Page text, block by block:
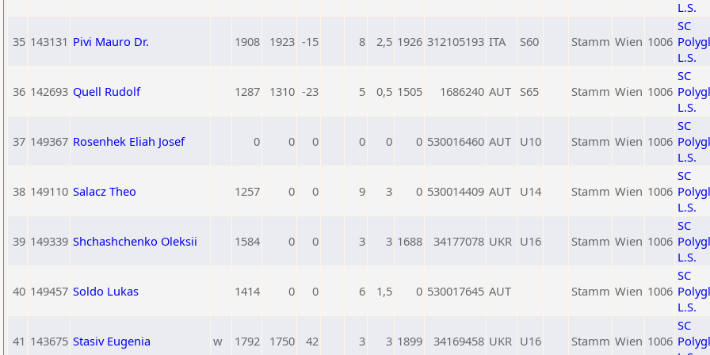
L.S.
35 143131 Pivi Mauro Dr. 1908 1923 -15 8 2,5 1926 312105193 ITA S60 Stamm Wien 1006
SC
L.S.
36 142693 Quell Rudolf 1287 1310 -23 5 0,5 1505 1686240 AUT S65 Stamm Wien 1006
SC
L.S.
37 149367 Rosenhek Eliah Josef 0 0 0 0 0 0 530016460 AUT U10 Stamm Wien 1006
SC
L.S.
38 149110 Salacz Theo 1257 0 0 9 3 0 530014409 AUT U14 Stamm Wien 1006
SC
L.S.
39 149339 Shchashchenko Oleksii 1584 0 0 3 3 1688 34177078 UKR U16 Stamm Wien 1006
SC
L.S.
40 149457 Soldo Lukas 1414 0 0 6 1,5 0 530017645 AUT Stamm Wien 1006
SC
L.S.
41 143675 Stasiv Eugenia w 1792 1750 42 3 3 1899 34169458 UKR U16 Stamm Wien 1006
SC